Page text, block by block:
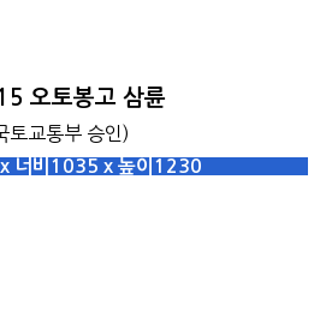
오토봉고 삼륜
토교통부 승인)
너비1035 x 높이1230